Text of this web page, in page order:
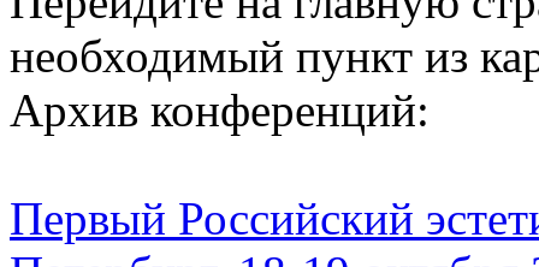
необходимый пункт из
Архив конференций:
Первый Российский